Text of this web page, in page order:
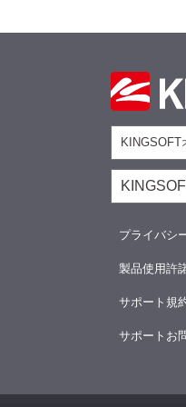
KINGSOFT
プライバシ
製品使用許
サポート規
サポートお